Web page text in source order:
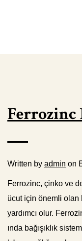
Ferrozinc
Written by admin on
Ferrozinc, çinko ve
ücut için önemli
yardımcı olur.
ında bağışıklık